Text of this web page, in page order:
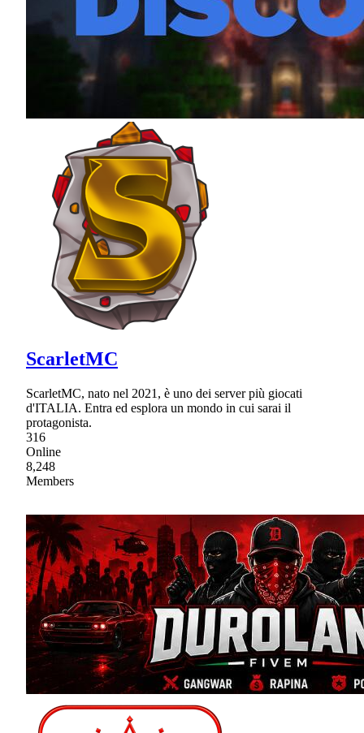
ScarletMC
ScarletMC, nato nel 2021, è uno dei server più giocati
d'ITALIA. Entra ed esplora un mondo in cui sarai il
protagonista.
316
Online
8,248
Members